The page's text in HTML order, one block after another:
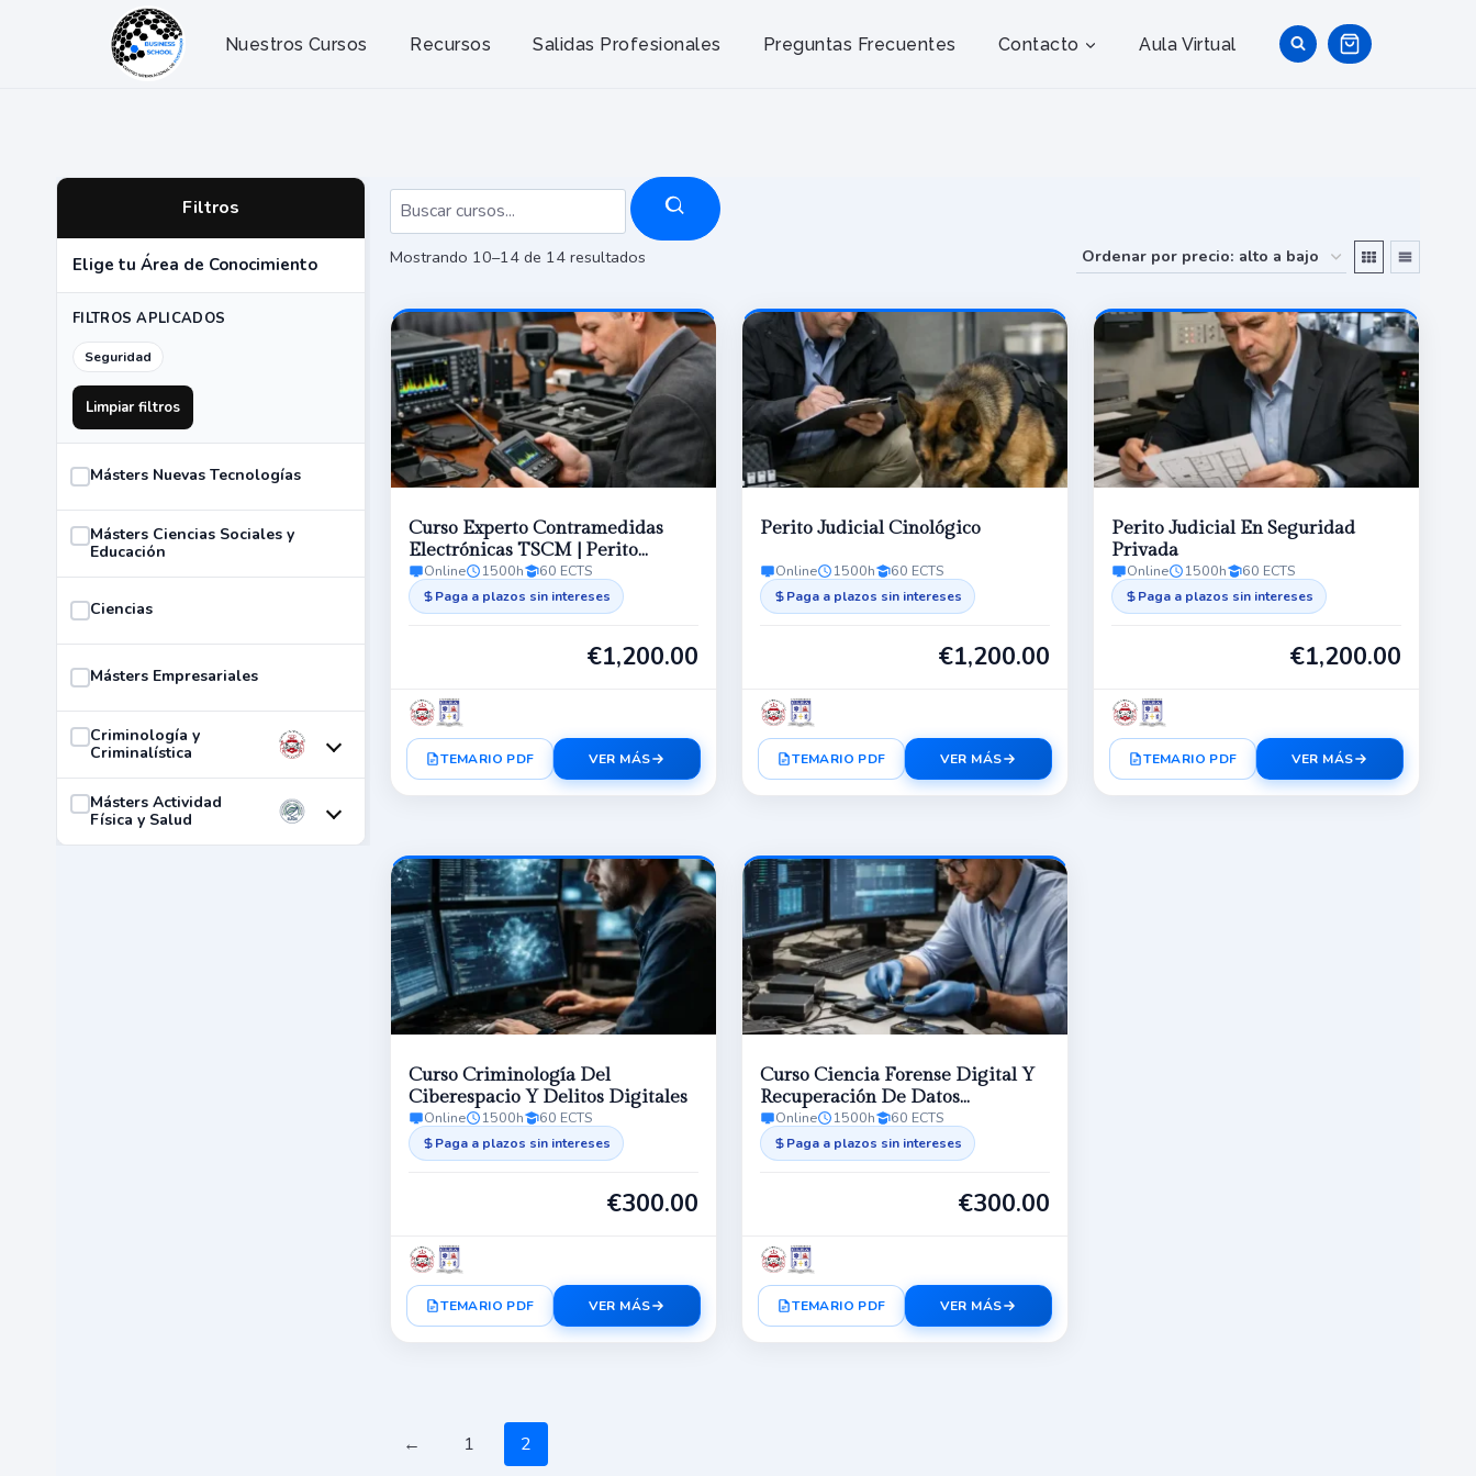
Nuestros Cursos Recursos Salidas Profesionales Preguntas Frecuentes Contacto Aula Virtual
Filtros
Elige tu Área de Conocimiento
FILTROS APLICADOS
Seguridad
Limpiar filtros
Másters Nuevas Tecnologías
Másters Ciencias Sociales y
Educación
Ciencias
Másters Empresariales
Criminología y
Criminalística
Másters Actividad
Física y Salud
Mostrando 10–14 de 14 resultados
precio:
alto
a
bajo
Curso Experto Contramedidas
Electrónicas TSCM | Perito
Judicial
Online 1500h 60 ECTS
Paga a plazos sin intereses
€1,200.00
TEMARIO PDF VER MÁS
Perito Judicial Cinológico
Online 1500h 60 ECTS
Paga a plazos sin intereses
€1,200.00
TEMARIO PDF VER MÁS
Perito Judicial En Seguridad
Privada
Online 1500h 60 ECTS
Paga a plazos sin intereses
€1,200.00
TEMARIO PDF VER MÁS
Curso Criminología Del
Ciberespacio Y Delitos Digitales
Online 1500h 60 ECTS
Paga a plazos sin intereses
€300.00
TEMARIO PDF VER MÁS
Curso Ciencia Forense Digital Y
Recuperación De Datos
Electrónicos
Online 1500h 60 ECTS
Paga a plazos sin intereses
€300.00
TEMARIO PDF VER MÁS
← 1 2